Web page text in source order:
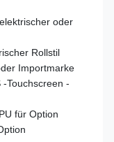
oder
Rollstil
Importmarke
-Touchscreen -
für Option